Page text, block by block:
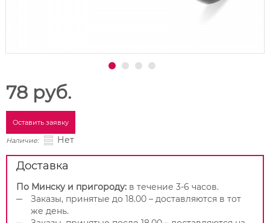
78 руб.
Оставить заявку
Наличие: Нет
Доставка
По Минску и пригороду: в течение 3-6 часов.
Заказы, принятые до 18.00 – доставляются в тот
же день.